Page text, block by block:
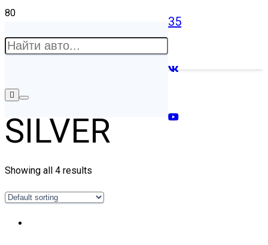
35
SILVER
Showing all 4 results